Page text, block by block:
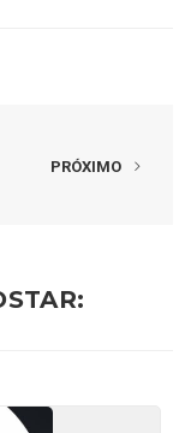
PRÓXIMO